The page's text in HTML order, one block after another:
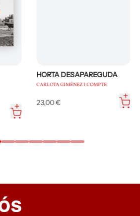
HORTA DESAPAREGUDA
CARLOTA GIMÉNEZ I COMPTE
23,00 €